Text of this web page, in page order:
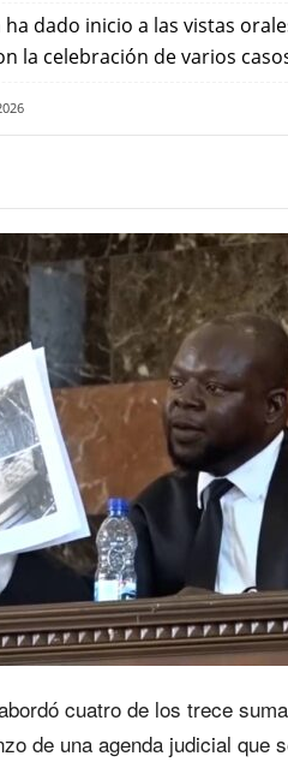
dado inicio a las vistas
la celebración de varios
cuatro de los trece
de una agenda judicial que